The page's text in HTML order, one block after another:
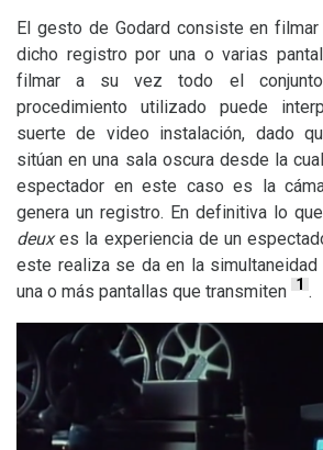
El gesto de Godard consiste en
dicho registro por una o varias
filmar a su vez todo el
procedimiento utilizado puede
suerte de video instalación, dado
sitúan en una sala oscura desde la
espectador en este caso es la
genera un registro. En definitiva lo
deuxes la experiencia de un
este realiza se da en la simultaneidad
una o más pantallas que transmiten 1 .